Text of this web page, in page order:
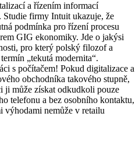
a řízením informací
Studie firmy Intuit ukazuje, že
podmínka pro řízení procesu
GIG ekonomiky. Jde o jakýsi
pro který polský filozof a
„tekutá modernita“.
s počítačem! Pokud digitalizace a
obchodníka takového stupně,
ji může získat odkudkoli pouze
telefonu a bez osobního kontaktu,
výhodami nemůže v retailu